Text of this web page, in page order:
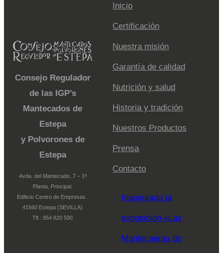
Consejo Regulador
de las IGP’s
Mantecados de
Estepa
y Polvorones de
Estepa
Avda. del Mantecado, 7 – 1ª
Planta, Principal.
Edificio Centro de Empresas .
41560 Estepa (SEVILLA)
Tlf.: 954 820 500
Inicio
Certificación
Nuestra misión
Garantía de calidad
Nutrición y salud
Historia y tradición
Nuestros Productos
Prensa
Contacto
Inaugurada la
exposición «Las
Mantecaeras de